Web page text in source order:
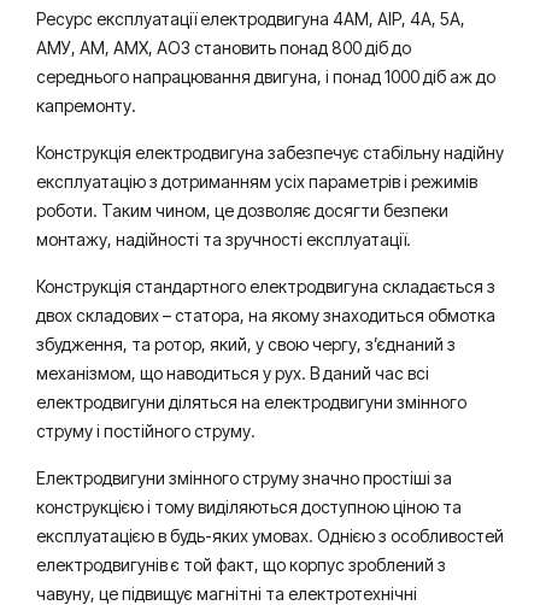
Ресурс експлуатації електродвигуна 4АМ, АІР, 4А, 5А,
АМУ, АМ, АМХ, АО3 становить понад 800 діб до
середнього напрацювання двигуна, і понад 1000 діб аж до
капремонту.
Конструкція електродвигуна забезпечує стабільну надійну
експлуатацію з дотриманням усіх параметрів і режимів
роботи. Таким чином, це дозволяє досягти безпеки
монтажу, надійності та зручності експлуатації.
Конструкція стандартного електродвигуна складається з
двох складових – статора, на якому знаходиться обмотка
збудження, та ротор, який, у свою чергу, з’єднаний з
механізмом, що наводиться у рух. В даний час всі
електродвигуни діляться на електродвигуни змінного
струму і постійного струму.
Електродвигуни змінного струму значно простіші за
конструкцією і тому виділяються доступною ціною та
експлуатацією в будь-яких умовах. Однією з особливостей
електродвигунів є той факт, що корпус зроблений з
чавуну, це підвищує магнітні та електротехнічні